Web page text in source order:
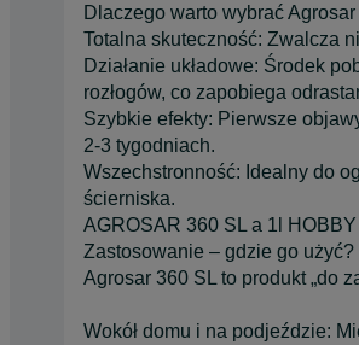
Dlaczego warto wybrać
Totalna skuteczność: Zwalcza
Działanie układowe: Środek
rozłogów, co zapobiega
Szybkie efekty: Pierwsze
2-3 tygodniach.
Wszechstronność: Idealny do
ścierniska.
AGROSAR 360 SL a 1l
Zastosowanie – gdzie go użyć?
Agrosar 360 SL to produkt „do
Wokół domu i na podjeździe: